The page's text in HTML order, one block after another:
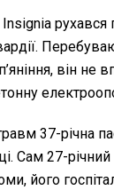
Insignia
він не
37-річна
Сам 27-
його